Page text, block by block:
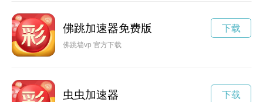
佛跳加速器免费版
佛跳墙vp 官方下载
下载
虫虫加速器 下载